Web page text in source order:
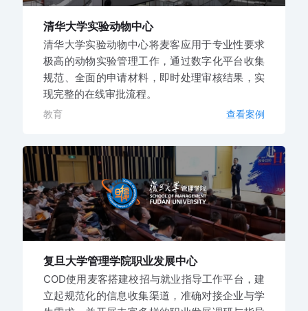
清华大学实验动物中心
清华大学实验动物中心将麦客应用于专业性要求
极高的动物实验管理工作，通过数字化平台收集
规范、全面的申请材料，即时处理审核结果，实
现完整的在线审批流程。
教育 查看案例
复旦大学管理学院职业发展中心
COD使用麦客搭建校招与就业指导工作平台，建
立起规范化的信息收集渠道，准确对接企业与学